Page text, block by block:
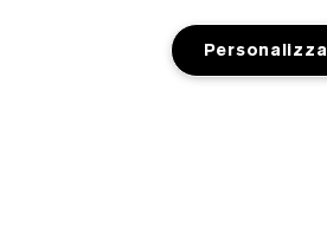
Contatta il Produttore
Dettagli sulla spedizione
Informazioni aziendali
Personalizza